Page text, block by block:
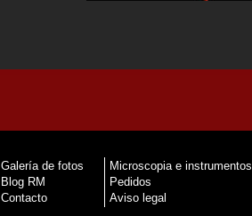
Galería de fotos
Blog RM
Contacto
Microscopia e instrumentos
Pedidos
Aviso legal